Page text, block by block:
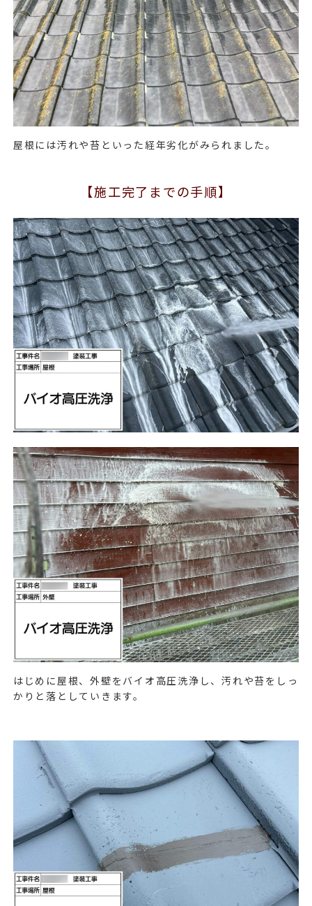
屋根には汚れや苔といった経年劣化がみられました。
【施工完了までの手順】
はじめに屋根、外壁をバイオ高圧洗浄し、汚れや苔をしっ
かりと落としていきます。